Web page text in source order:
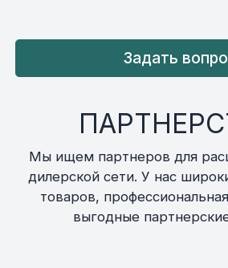
Задать
Мы ищем партнеров для
дилерской сети. У нас
товаров,
выгодные